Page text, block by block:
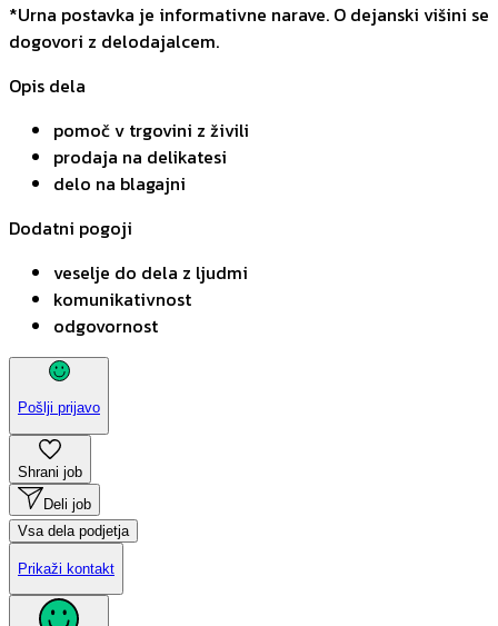
*Urna postavka je informativne narave. O dejanski višini se
dogovori z delodajalcem.
Opis dela
pomoč v trgovini z živili
prodaja na delikatesi
delo na blagajni
Dodatni pogoji
veselje do dela z ljudmi
komunikativnost
odgovornost
Pošlji prijavo
Shrani job
Deli job
Vsa dela podjetja
Prikaži kontakt